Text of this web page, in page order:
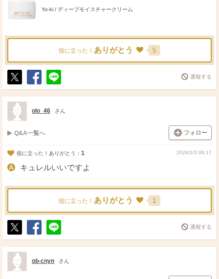
Yu-ki / ディープモイスチャークリーム
役に立った！ ありがとう 5
ポ
ス
ト
シ
ェ
送
る
通報する
olo_46 さん
Q&A一覧へ フォロー
役に立った！ありがとう： 1 2026/1/3 06:17
キュレルいいですよ
役に立った！ ありがとう 1
ポ
ス
ト
シ
ェ
送
る
通報する
ob-cnyn さん